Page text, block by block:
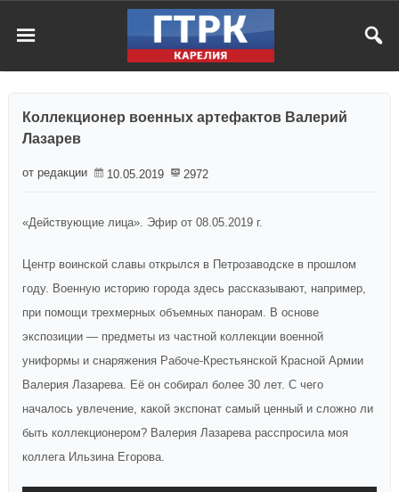
Коллекционер военных артефактов Валерий
Лазарев
от редакции 10.05.2019 2972
«Действующие лица». Эфир от 08.05.2019 г.
Центр воинской славы открылся в Петрозаводске в прошлом
году. Военную историю города здесь рассказывают, например,
при помощи трехмерных объемных панорам. В основе
экспозиции — предметы из частной коллекции военной
униформы и снаряжения Рабоче-Крестьянской Красной Армии
Валерия Лазарева. Её он собирал более 30 лет. С чего
началось увлечение, какой экспонат самый ценный и сложно ли
быть коллекционером? Валерия Лазарева расспросила моя
коллега Ильзина Егорова.